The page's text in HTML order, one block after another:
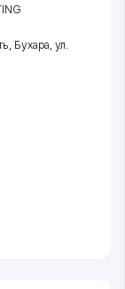
, Бухара,ул.